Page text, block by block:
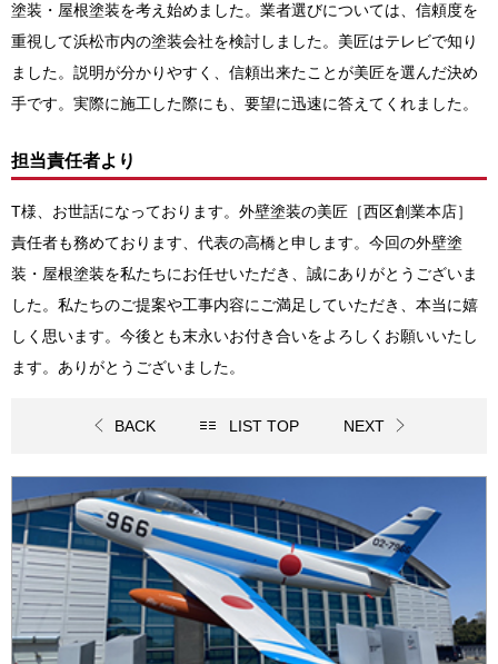
塗装・屋根塗装を考え始めました。業者選びについては、信頼度を
重視して浜松市内の塗装会社を検討しました。美匠はテレビで知り
ました。説明が分かりやすく、信頼出来たことが美匠を選んだ決め
手です。実際に施工した際にも、要望に迅速に答えてくれました。
担当責任者より
T様、お世話になっております。外壁塗装の美匠［西区創業本店］
責任者も務めております、代表の高橋と申します。今回の外壁塗
装・屋根塗装を私たちにお任せいただき、誠にありがとうございま
した。私たちのご提案や工事内容にご満足していただき、本当に嬉
しく思います。今後とも末永いお付き合いをよろしくお願いいたし
ます。ありがとうございました。
BACK LIST TOP NEXT